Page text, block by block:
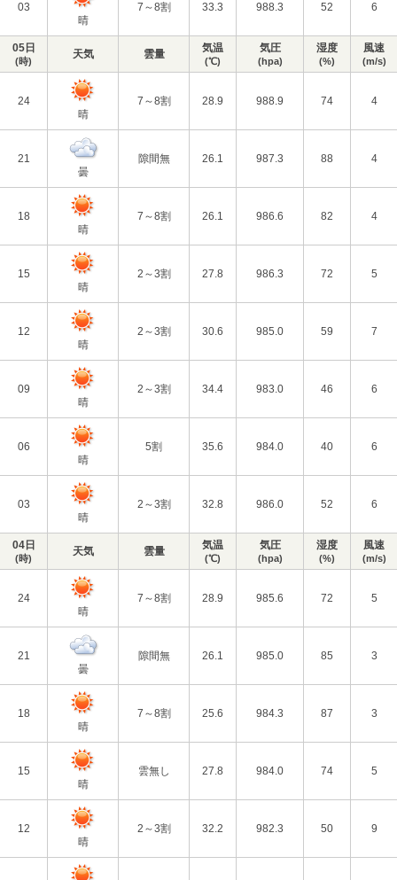
03
晴
7～8割 33.3 988.3 52 6
05日
(時)
天気 雲量 気温
(℃)
気圧
(hpa)
湿度
(%)
風速
(m/s)
24
晴
7～8割 28.9 988.9 74 4
21
曇
隙間無 26.1 987.3 88 4
18
晴
7～8割 26.1 986.6 82 4
15
晴
2～3割 27.8 986.3 72 5
12
晴
2～3割 30.6 985.0 59 7
09
晴
2～3割 34.4 983.0 46 6
06
晴
5割 35.6 984.0 40 6
03
晴
2～3割 32.8 986.0 52 6
04日
(時)
天気 雲量 気温
(℃)
気圧
(hpa)
湿度
(%)
風速
(m/s)
24
晴
7～8割 28.9 985.6 72 5
21
曇
隙間無 26.1 985.0 85 3
18
晴
7～8割 25.6 984.3 87 3
15
晴
雲無し 27.8 984.0 74 5
12
晴
2～3割 32.2 982.3 50 9